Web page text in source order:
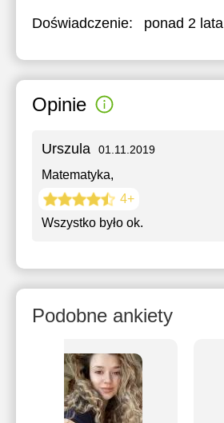
Doświadczenie:
ponad 2 lata
Opinie
Urszula 01.11.2019
Matematyka,
4+
Wszystko było ok.
Podobne ankiety